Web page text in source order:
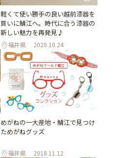
軽くて使い勝手の良い越前漆器を
買いに鯖江へ。時代に合う漆器の
新しい魅力を再発見♪
福井県 2020.10.24
めがねの一大産地・鯖江で見つけ
ためがねグッズ
福井県 2018.11.12